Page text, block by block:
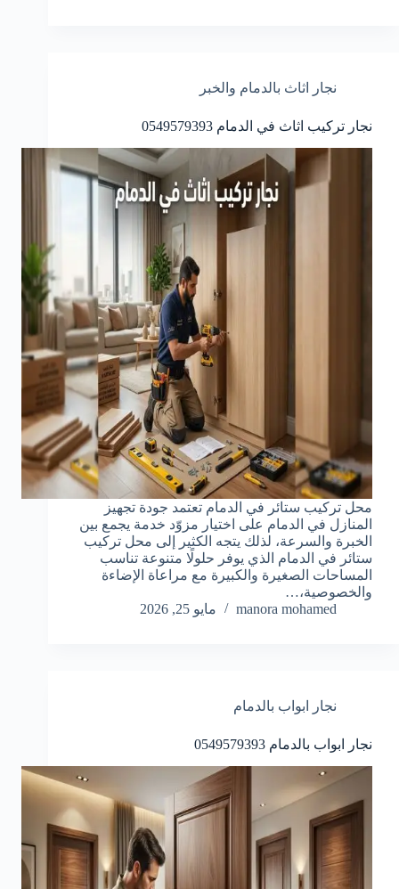
نجار اثاث بالدمام والخبر
نجار تركيب اثاث في الدمام 0549579393
محل تركيب ستائر في الدمام تعتمد جودة تجهيز
المنازل في الدمام على اختيار مزوّد خدمة يجمع بين
الخبرة والسرعة، لذلك يتجه الكثير إلى محل تركيب
ستائر في الدمام الذي يوفر حلولًا متنوعة تناسب
المساحات الصغيرة والكبيرة مع مراعاة الإضاءة
والخصوصية،…
manora mohamed
مايو 25, 2026
نجار ابواب بالدمام
نجار ابواب بالدمام 0549579393